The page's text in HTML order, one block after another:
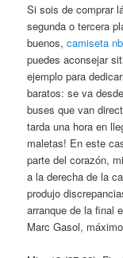
Si sois de comprar
segunda o tercera
buenos,camiseta
puedes aconsejar
ejemplo para
baratos: se va
buses que van
tarda una hora en
maletas! En este
parte del corazón,
a la derecha de la
produjo
arranque de la final
Marc Gasol,